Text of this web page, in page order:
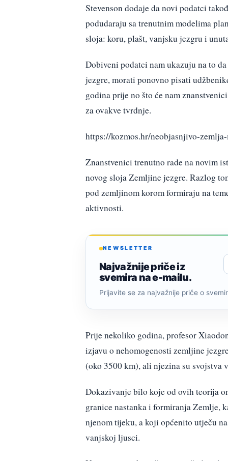
Stevenson dodaje da novi podatci
podudaraju sa trenutnim modelima
sloja: koru, plašt, vanjsku jezgru i
Dobiveni podatci nam ukazuju na to
jezgre, morati ponovno pisati
godina prije no što će nam
za ovakve tvrdnje.
https://kozmos.hr/neobjasnjivo-
Znanstvenici trenutno rade na novim
novog sloja Zemljine jezgre. Razlog
pod zemljinom korom formiraju na
aktivnosti.
NEWSLETTER
Najvažnije priče iz
svemira na e-mailu.
Prijavite se za najvažnije priče o
Prije nekoliko godina, profesor
izjavu o nehomogenosti zemljine
(oko 3500 km), ali njezina su
Dokazivanje bilo koje od ovih teorija
granice nastanka i formiranja Zemlje,
njenom tijeku, a koji općenito utječu
vanjskoj ljusci.